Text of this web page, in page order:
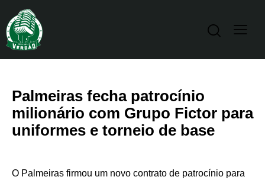
Palmeiras fecha patrocínio
milionário com Grupo Fictor para
uniformes e torneio de base
O Palmeiras firmou um novo contrato de patrocínio para